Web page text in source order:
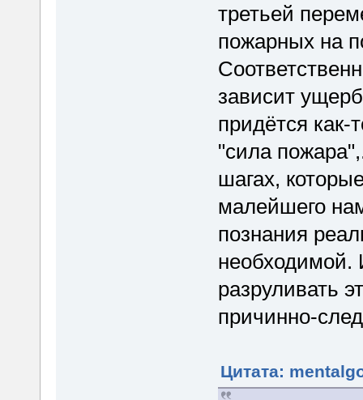
третьей
пожарных на
зависит
придётся как-
"сила
шагах,
малейшего
познания
необходимой.
разруливать
причинно-
Цитата: